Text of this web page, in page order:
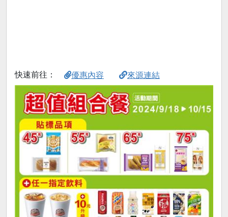
快速前往： 優惠內容 來源連結